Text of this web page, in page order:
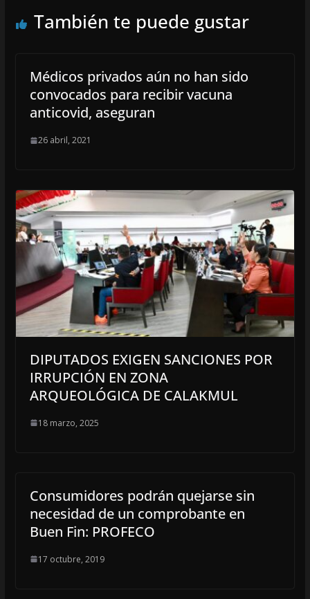
También te puede gustar
Médicos privados aún no han sido
convocados para recibir vacuna
anticovid, aseguran
26 abril, 2021
DIPUTADOS EXIGEN SANCIONES POR
IRRUPCIÓN EN ZONA
ARQUEOLÓGICA DE CALAKMUL
18 marzo, 2025
Consumidores podrán quejarse sin
necesidad de un comprobante en
Buen Fin: PROFECO
17 octubre, 2019